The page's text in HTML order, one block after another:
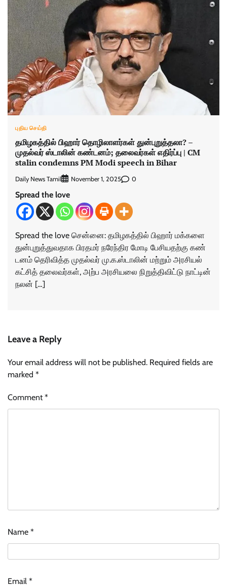
புதிய செய்தி
தமிழகத்தில் பிஹார் தொழிலாளர்கள் துன்புறுத்தலா? –
முதல்வர் ஸ்டாலின் கண்டனம்; தலைவர்கள் எதிர்ப்பு | CM
stalin condemns PM Modi speech in Bihar
Daily News Tamil November 1, 2025 0
Spread the love
Spread the love சென்னை: தமிழகத்​தில் பிஹார் மக்​களை
துன்​புறுத்​து​வ​தாக பிரதமர் நரேந்​திர மோடி பேசி​யதற்கு கண்​
டனம் தெரி​வித்த முதல்​வர் மு.க.ஸ்​டா​லின் மற்​றும் அரசி​யல்
கட்​சித் தலை​வர்​கள், அற்ப அரசி​யலை நிறுத்​தி​விட்டு நாட்​டின்
நலன் […]
Leave a Reply
Your email address will not be published. Required fields are
marked *
Comment*
Name *
Email *